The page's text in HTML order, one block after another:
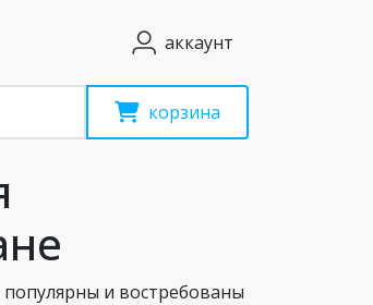
аккаунт
корзина
популярны и востребованы